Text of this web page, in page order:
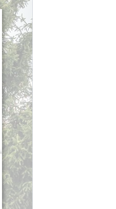
СЕ АСФАЛТИРА УЛИЦАТА
„КОЗАРА“
August 6, 2026